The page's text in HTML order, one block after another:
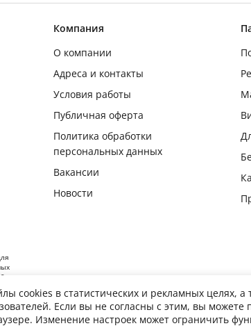
Компания
О компании
Адреса и контакты
Условия работы
Публичная оферта
Политика обработки
персональных данных
Вакансии
Новости
фирме «Гамма». Полное или частичное копирование,
оправовой информации
cookies в статистических и рекламных целях,
Если вы не согласны с этим, вы
Изменение настроек может ограничить